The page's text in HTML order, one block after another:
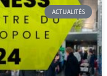
ACTUALITÉS